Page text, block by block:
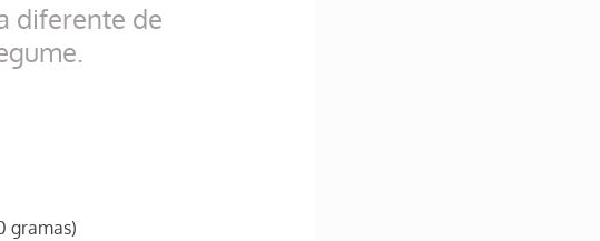
diferente de
gramas)